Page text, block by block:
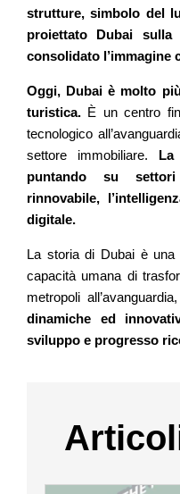
strutture, simbolo del
proiettato Dubai
consolidato l’immagine
Oggi, Dubai è molto
turistica. È un centro
tecnologico
settore immobiliare.
puntando su
rinnovabile,
digitale.
La storia di Dubai è una
capacità umana di
metropoli
dinamiche ed
sviluppo e progresso